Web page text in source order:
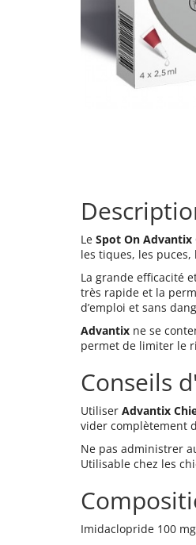
Le Spot On Advantix
les tiques, les
La grande efficacité
très rapide et la
d’emploi et sans
Advantix ne se
permet de limiter le
Conseils
Utiliser Advantix
vider complètement
Ne pas administrer
Utilisable chez les
Imidaclopride 100